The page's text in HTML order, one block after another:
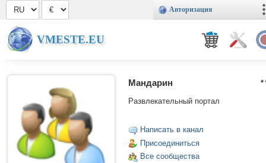
Авторизация
VMESTE.EU
Мандарин
Развлекательный портал
Написать в канал
Присоединиться
Все сообщества